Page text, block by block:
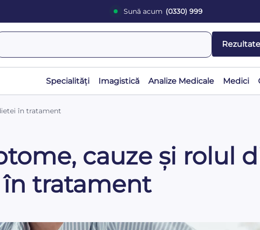
Sună acum (0330) 999
Specialități Imagistică Analize Medicale Medici
în tratament
cauze și rolul
în tratament